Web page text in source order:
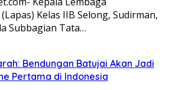
Kelas IIB Selong, Sudirman,
Subbagian Tata…
Bendungan Batujai Akan Jadi
Pertama di Indonesia